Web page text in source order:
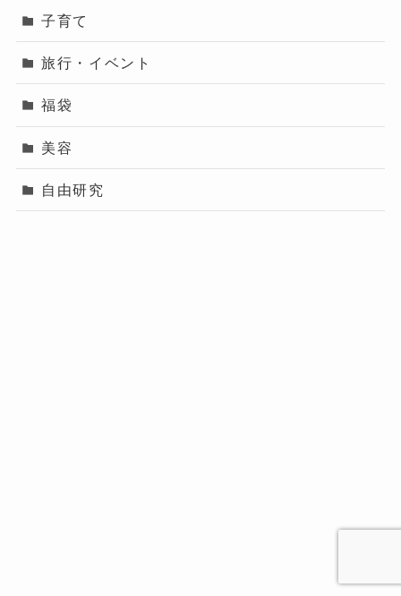
子育て
旅行・イベント
福袋
美容
自由研究